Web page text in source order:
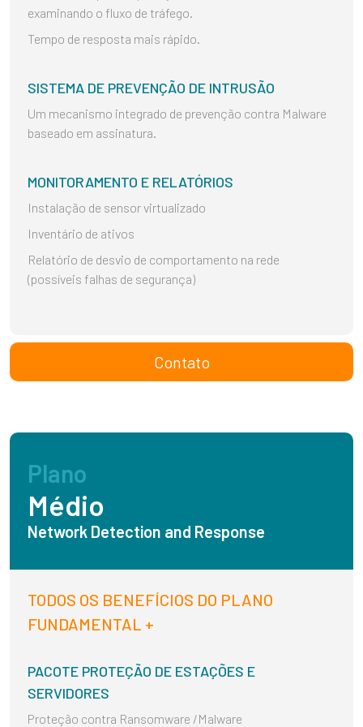
examinando o fluxo de tráfego.
Tempo de resposta mais rápido.
SISTEMA DE PREVENÇÃO DE INTRUSÃO
Um mecanismo integrado de prevenção contra Malware
baseado em assinatura.
MONITORAMENTO E RELATÓRIOS
Instalação de sensor virtualizado
Inventário de ativos
Relatório de desvio de comportamento na rede
(possíveis falhas de segurança)
Contato
Plano
Médio
Network Detection and Response
TODOS OS BENEFÍCIOS DO PLANO
FUNDAMENTAL +
PACOTE PROTEÇÃO DE ESTAÇÕES E
SERVIDORES
Proteção contra Ransomware /Malware